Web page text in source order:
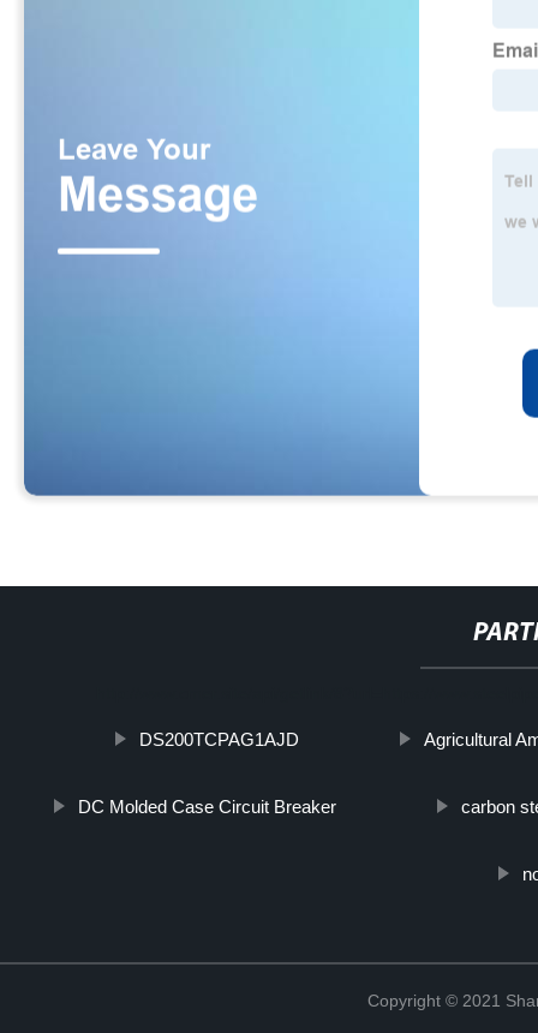
DS200TCPAG1AJD Agricultural
DC Molded Case Circuit Breaker carbon
Copyright © 2021